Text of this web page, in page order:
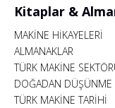
Kitaplar &
MAKİNE HİKAYELERİ
ALMANAKLAR
TÜRK MAKİNE
DOĞADAN DÜŞÜNME
TÜRK MAKİNE TARİHİ